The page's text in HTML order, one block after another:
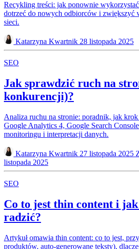
Recykling treści: jak ponownie wykorzystać
dotrzeć do nowych odbiorców i zwiększyć
sieci.
Katarzyna Kwartnik 28 listopada 2025
SEO
Jak sprawdzić ruch na
konkurencji)?
Analiza ruchu na stronie: poradnik, jak
Google Analytics 4, Google Search
monitoringu i interpretacji danych.
Katarzyna Kwartnik 27 listopada 2025
listopada 2025
SEO
Co to jest thin content i
radzić?
Artykuł omawia thin content: co to jest,
produktów, auto-generowane teksty),